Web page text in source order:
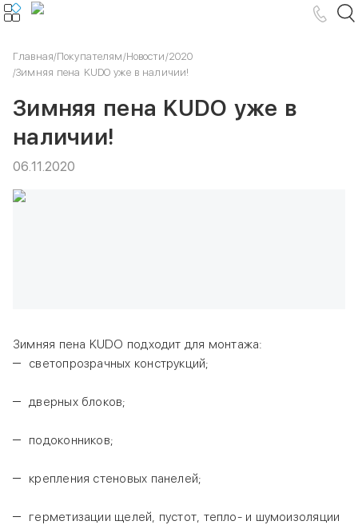
Главная/Покупателям/Новости/2020
/Зимняя пена KUDO уже в наличии!
Зимняя пена KUDO уже в
наличии!
06.11.2020
Зимняя пена KUDO подходит для монтажа:
светопрозрачных конструкций;
дверных блоков;
подоконников;
крепления стеновых панелей;
герметизации щелей, пустот, тепло- и шумоизоляции